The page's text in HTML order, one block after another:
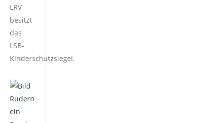
LRV
besitzt
das
LSB-
Kinderschutzsiegel.